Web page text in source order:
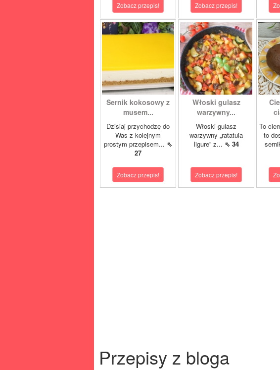
Zobacz przepis! Zobacz przepis!
Sernik kokosowy z
musem...
Dzisiaj przychodzę do
Was z kolejnym
prostym przepisem... ⇖
27
Zobacz przepis!
Włoski gulasz
warzywny...
Włoski gulasz
warzywny „ratatuia
ligure” z... ⇖ 34
Zobacz przepis!
To
to
Przepisy z bloga